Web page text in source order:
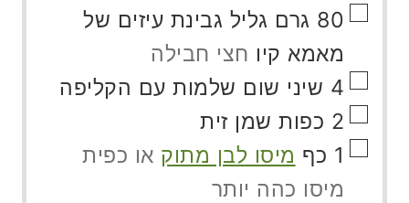
▢
80 גרם גליל גבינת עיזים של
מאמא קיו חצי חבילה
▢
4 שיני שום שלמות עם הקליפה
▢
2 כפות שמן זית
▢
1 כף מיסו לבן מתוק או כפית
מיסו כהה יותר